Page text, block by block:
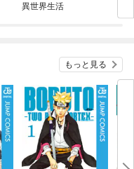
異世界生活
もっと見る